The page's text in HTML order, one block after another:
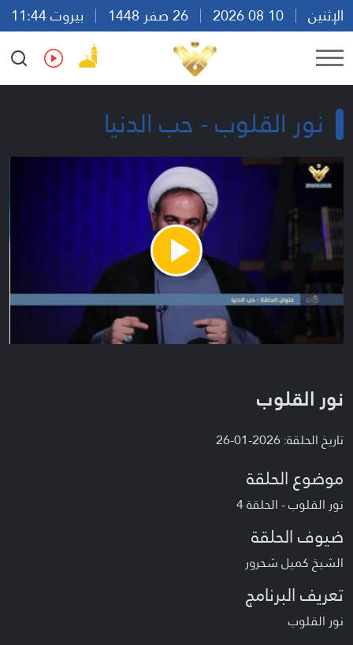
الإثنين
بيروت 11:44
Ar
En Fr Es
نور القلوب - حب الدنيا
Play
Video
نور القلوب
تاريخ الحلقة: 2026-01-26
موضوع الحلقة
نور القلوب - الحلقة 4
ضيوف الحلقة
الشيخ كميل شحرور
تعريف البرنامج
نور القلوب